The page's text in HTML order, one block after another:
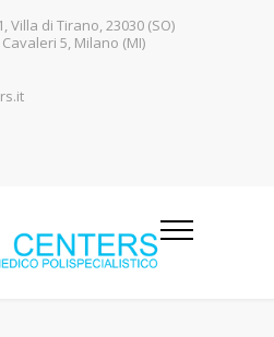
Villa di Tirano, 23030 (SO)
5, Milano (MI)